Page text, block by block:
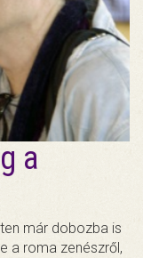
a
már dobozba is
a roma zenészről,